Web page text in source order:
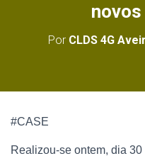
Por CLDS 4G
#CASE
Realizou-se ontem, dia